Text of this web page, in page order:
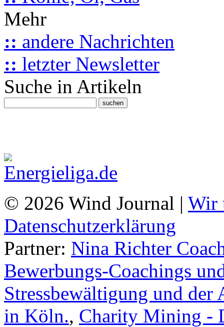
Mehr
:: andere Nachrichten
:: letzter Newsletter
Suche in Artikeln
© 2026 Wind Journal | Wir
Datenschutzerklärung
Partner: Nina Richter
Bewerbungs-Coachings
Stressbewältigung und
in Köln., Charity Mining -